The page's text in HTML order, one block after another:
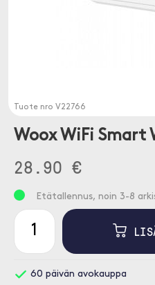
Tuote nro V22766
Woox WiFi Smart
28.90 €
Etätallennus, noin 3-8
60 päivän avokauppa